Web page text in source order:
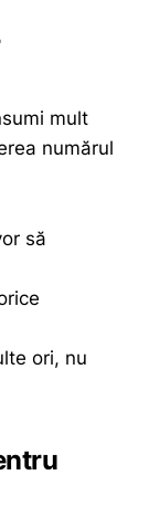
mult
numărul
să
ori, nu